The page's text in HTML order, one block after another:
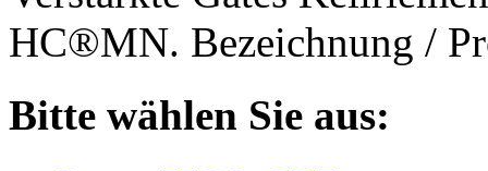
HC®MN. Bezeichnung /
Bitte wählen Sie aus: